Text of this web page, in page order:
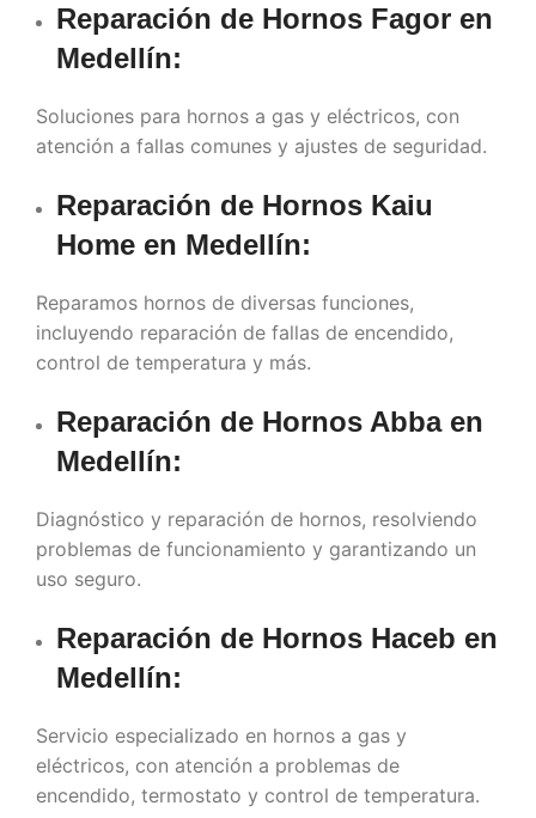
Reparación de Hornos Fagor en
Medellín:
Soluciones para hornos a gas y eléctricos, con
atención a fallas comunes y ajustes de seguridad.
Reparación de Hornos Kaiu
Home en Medellín:
Reparamos hornos de diversas funciones,
incluyendo reparación de fallas de encendido,
control de temperatura y más.
Reparación de Hornos Abba en
Medellín:
Diagnóstico y reparación de hornos, resolviendo
problemas de funcionamiento y garantizando un
uso seguro.
Reparación de Hornos Haceb en
Medellín:
Servicio especializado en hornos a gas y
eléctricos, con atención a problemas de
encendido, termostato y control de temperatura.